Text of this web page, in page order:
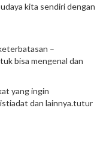
kita sendiri dengan
–
bisa mengenal dan
yang ingin
dan lainnya.tutur